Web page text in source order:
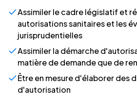
Assimiler le cadre législatif et
autorisations sanitaires et les
jurisprudentielles
Assimiler la démarche
matière de demande que de
Être en mesure d'élaborer des
d'autorisation